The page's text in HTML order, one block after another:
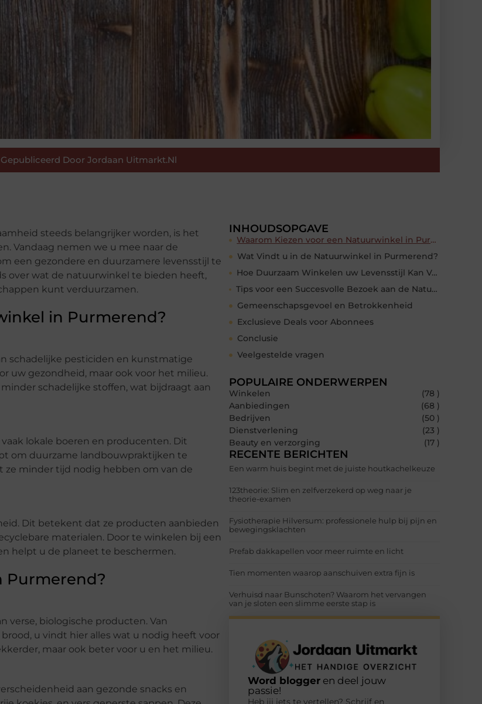
Gepubliceerd Door Jordaan Uitmarkt.nl
steeds belangrijker worden, is het
Vandaag nemen we u mee naar de
een gezondere en duurzamere levensstijl te
over wat de natuurwinkel te bieden heeft,
kunt verduurzamen.
in Purmerend?
schadelijke pesticiden en kunstmatige
uw gezondheid, maar ook voor het milieu.
schadelijke stoffen, wat bijdraagt aan
lokale boeren en producenten. Dit
om duurzame landbouwpraktijken te
ze minder tijd nodig hebben om van de
Dit betekent dat ze producten aanbieden
materialen. Door te winkelen bij een
helpt u de planeet te beschermen.
Purmerend?
verse, biologische producten. Van
u vindt hier alles wat u nodig heeft voor
maar ook beter voor u en het milieu.
aan gezonde snacks en
INHOUDSOPGAVE
Waarom Kiezen voor een Natuurwinkel in Purmerend?
Wat Vindt u in de Natuurwinkel in Purmerend?
Hoe Duurzaam Winkelen uw Levensstijl Kan Verbeteren
Tips voor een Succesvolle Bezoek aan de Natuurwinkel in Purmerend
Gemeenschapsgevoel en Betrokkenheid
Exclusieve Deals voor Abonnees
Conclusie
Veelgestelde vragen
POPULAIRE ONDERWERPEN
Winkelen
(78 )
Aanbiedingen
(68 )
Bedrijven
(50 )
Dienstverlening
(23 )
Beauty en verzorging
(17 )
RECENTE BERICHTEN
Een warm huis begint met de juiste houtkachelkeuze
123theorie: Slim en zelfverzekerd op weg naar je
theorie-examen
Fysiotherapie Hilversum: professionele hulp bij pijn en
bewegingsklachten
Prefab dakkapellen voor meer ruimte en licht
Tien momenten waarop aanschuiven extra fijn is
Verhuisd naar Bunschoten? Waarom het vervangen
van je sloten een slimme eerste stap is
Word blogger en deel jouw
passie!
Heb jij iets te vertellen? Schrijf en